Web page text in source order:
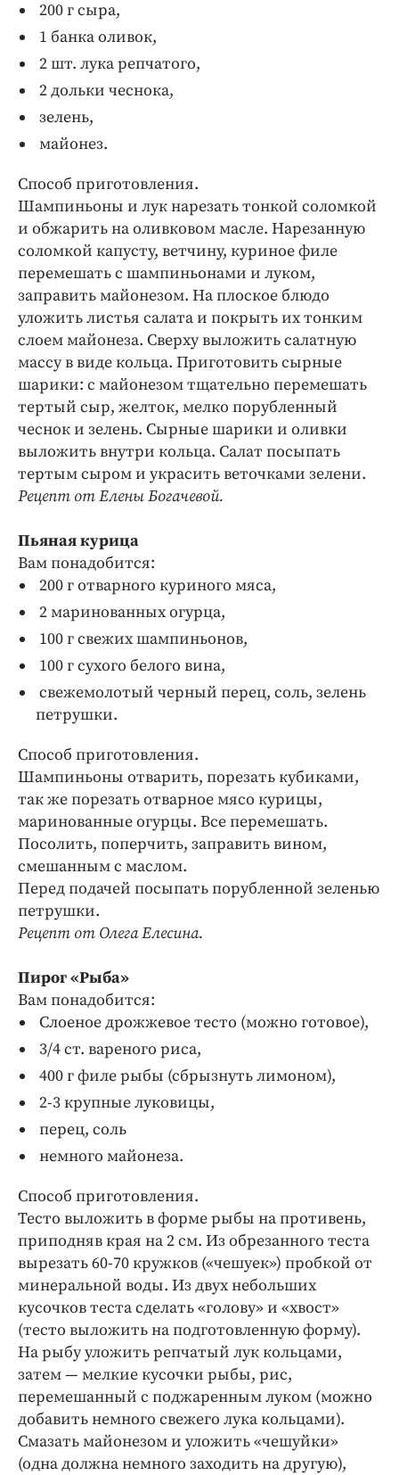
200 г сыра,
1 банка оливок,
2 шт. лука репчатого,
2 дольки чеснока,
зелень,
майонез.
Способ приготовления.
Шампиньоны и лук нарезать тонкой соломкой
и обжарить на оливковом масле. Нарезанную
соломкой капусту, ветчину, куриное филе
перемешать с шампиньонами и луком,
заправить майонезом. На плоское блюдо
уложить листья салата и покрыть их тонким
слоем майонеза. Сверху выложить салатную
массу в виде кольца. Приготовить сырные
шарики: с майонезом тщательно перемешать
тертый сыр, желток, мелко порубленный
чеснок и зелень. Сырные шарики и оливки
выложить внутри кольца. Салат посыпать
тертым сыром и украсить веточками зелени.
Рецепт от Елены Богачевой.
Пьяная курица
Вам понадобится:
200 г отварного куриного мяса,
2 маринованных огурца,
100 г свежих шампиньонов,
100 г сухого белого вина,
свежемолотый черный перец, соль, зелень
петрушки.
Способ приготовления.
Шампиньоны отварить, порезать кубиками,
так же порезать отварное мясо курицы,
маринованные огурцы. Все перемешать.
Посолить, поперчить, заправить вином,
смешанным с маслом.
Перед подачей посыпать порубленной зеленью
петрушки.
Рецепт от Олега Елесина.
Пирог «Рыба»
Вам понадобится:
Слоеное дрожжевое тесто (можно готовое),
3/4 ст. вареного риса,
400 г филе рыбы (сбрызнуть лимоном),
2-3 крупные луковицы,
перец, соль
немного майонеза.
Способ приготовления.
Тесто выложить в форме рыбы на противень,
приподняв края на 2 см. Из обрезанного теста
вырезать 60-70 кружков («чешуек») пробкой от
минеральной воды. Из двух небольших
кусочков теста сделать «голову» и «хвост»
(тесто выложить на подготовленную форму).
На рыбу уложить репчатый лук кольцами,
затем — мелкие кусочки рыбы, рис,
перемешанный с поджаренным луком (можно
добавить немного свежего лука кольцами).
Смазать майонезом и уложить «чешуйки»
(одна должна немного заходить на другую),